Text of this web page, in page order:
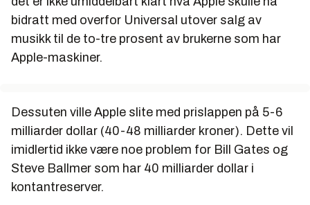
bidratt med overfor Universal utover salg av
musikk til de to-tre prosent av brukerne som har
Apple-maskiner.
Dessuten ville Apple slite med prislappen på 5-6
milliarder dollar (40-48 milliarder kroner). Dette vil
imidlertid ikke være noe problem for Bill Gates og
Steve Ballmer som har 40 milliarder dollar i
kontantreserver.